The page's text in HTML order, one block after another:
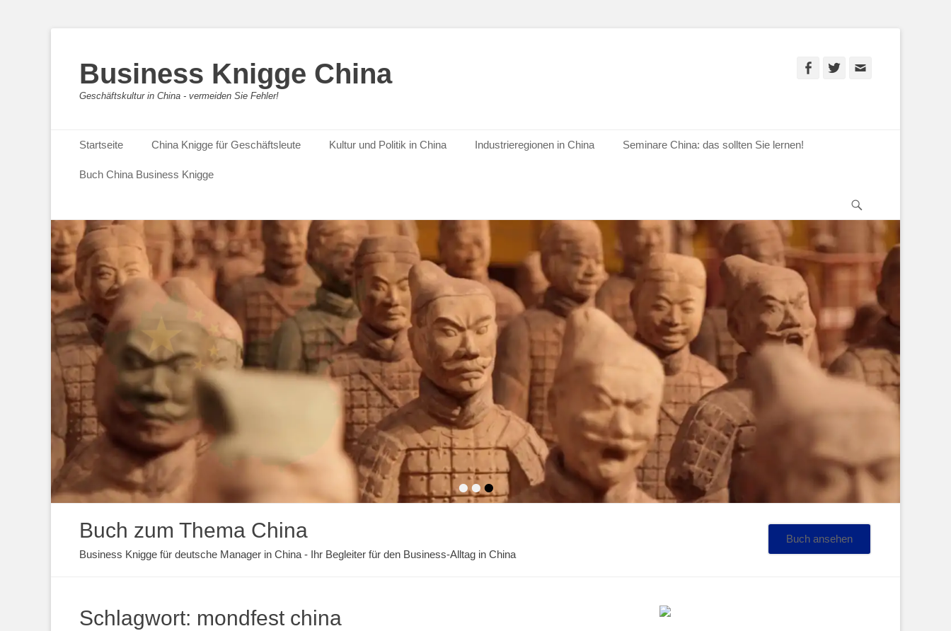
Business Knigge China
Geschäftskultur in China - vermeiden Sie Fehler!
Facebook
Twitter
Primäres Menü
Inhalt
springen
Startseite China Knigge für Geschäftsleute Kultur und Politik in China Industrieregionen in China Seminare China: das sollten Sie lernen!
Buch China Business Knigge
•••
Buch zum Thema China
Business Knigge für deutsche Manager in China - Ihr Begleiter für den Business-Alltag in China
Buch ansehen
Schlagwort: mondfest china